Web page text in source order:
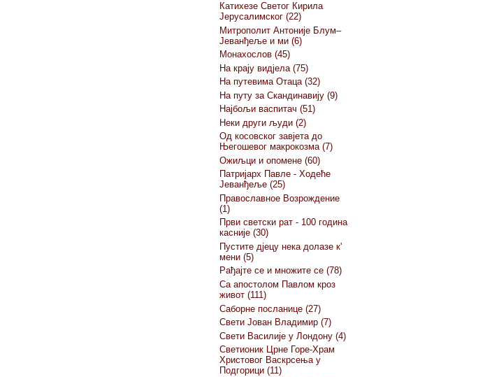
Катихезе Светог Кирила
Јерусалимског (22)
Митрополит Антоније Блум–
Јеванђеље и ми (6)
Монахослов (45)
На крају видјела (75)
На путевима Отаца (32)
На путу за Скандинавију (9)
Најбољи васпитач (51)
Неки други људи (2)
Од косовског завјета до
Његошевог макрокозма (7)
Ожиљци и опомене (60)
Патријарх Павле - Ходеће
Јеванђеље (25)
Православное Возрождение
(1)
Први светски рат - 100 година
касније (30)
Пустите дјецу нека долазе к'
мени (5)
Рађајте се и множите се (78)
Са апостолом Павлом кроз
живот (111)
Саборне посланице (27)
Свети Јован Владимир (7)
Свети Василије у Лондону (4)
Светионик Црне Горе-Храм
Христовог Васкрсења у
Подгорици (11)